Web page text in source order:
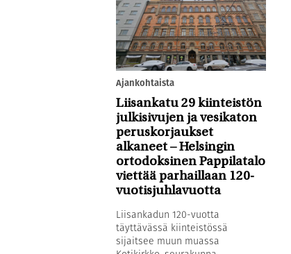
Ajankohtaista
Liisankatu 29 kiinteistön
julkisivujen ja vesikaton
peruskorjaukset
alkaneet – Helsingin
ortodoksinen Pappilatalo
viettää parhaillaan 120-
vuotisjuhlavuotta
Liisankadun 120-vuotta
täyttävässä kiinteistössä
sijaitsee muun muassa